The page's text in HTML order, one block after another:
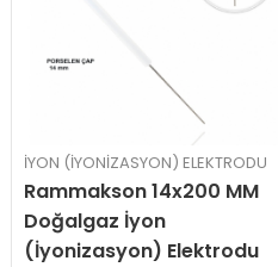
İYON (İYONIZASYON) ELEKTRODU
Rammakson 14x150 MM
Doğalgaz İyon
(İyonizasyon) Elektrodu